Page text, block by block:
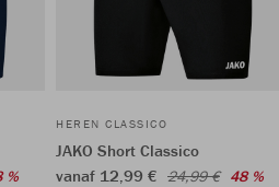
%
HEREN CLASSICO
JAKO Short Classico
vanaf 12,99 € 24,99 € 48 %